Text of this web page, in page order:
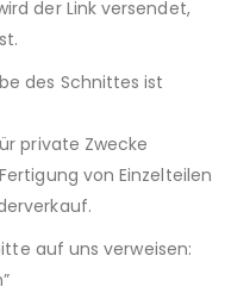
der Link versendet,
des Schnittes ist
private Zwecke
von Einzelteilen
auf uns verweisen: